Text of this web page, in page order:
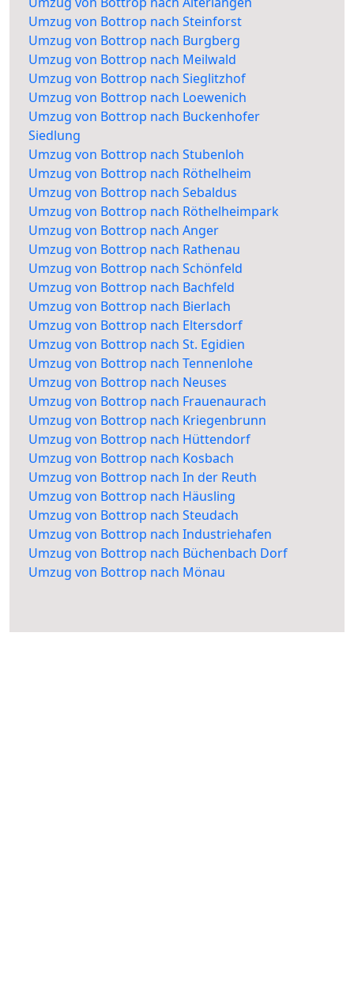
Umzug von Bottrop nach Steinforst
Umzug von Bottrop nach Burgberg
Umzug von Bottrop nach Meilwald
Umzug von Bottrop nach Sieglitzhof
Umzug von Bottrop nach Loewenich
Umzug von Bottrop nach Buckenhofer
Siedlung
Umzug von Bottrop nach Stubenloh
Umzug von Bottrop nach Röthelheim
Umzug von Bottrop nach Sebaldus
Umzug von Bottrop nach Röthelheimpark
Umzug von Bottrop nach Anger
Umzug von Bottrop nach Rathenau
Umzug von Bottrop nach Schönfeld
Umzug von Bottrop nach Bachfeld
Umzug von Bottrop nach Bierlach
Umzug von Bottrop nach Eltersdorf
Umzug von Bottrop nach St. Egidien
Umzug von Bottrop nach Tennenlohe
Umzug von Bottrop nach Neuses
Umzug von Bottrop nach Frauenaurach
Umzug von Bottrop nach Kriegenbrunn
Umzug von Bottrop nach Hüttendorf
Umzug von Bottrop nach Kosbach
Umzug von Bottrop nach In der Reuth
Umzug von Bottrop nach Häusling
Umzug von Bottrop nach Steudach
Umzug von Bottrop nach Industriehafen
Umzug von Bottrop nach Büchenbach Dorf
Umzug von Bottrop nach Mönau